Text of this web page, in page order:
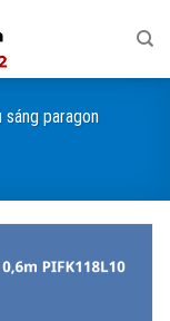
sáng paragon